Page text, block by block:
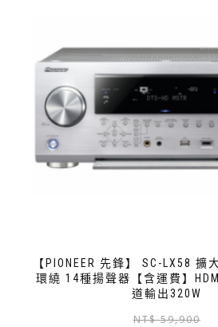
【PIONEER 先鋒】 SC-LX58 擴
環繞 14種揚聲器【含運費】
道輸出320W
NT$59,900